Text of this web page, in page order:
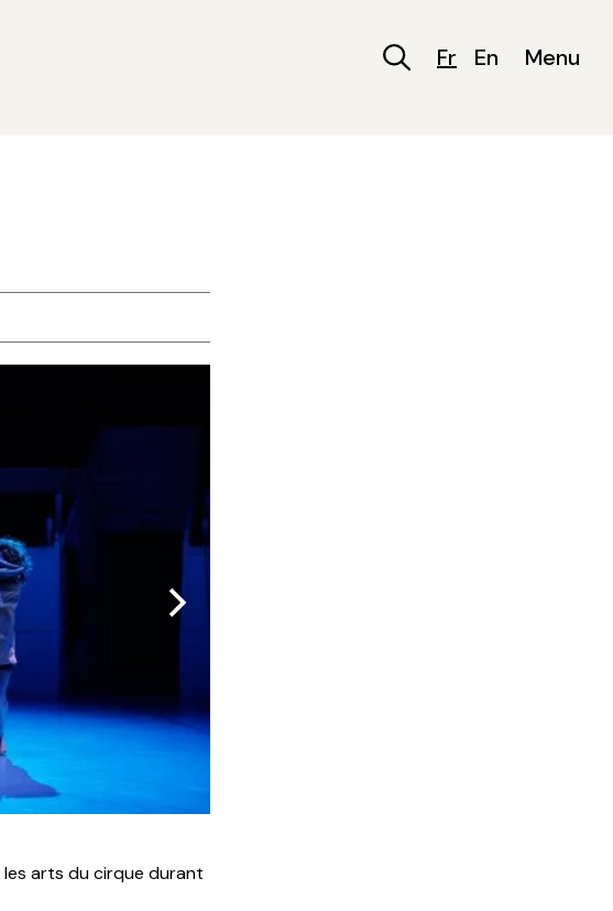
Fr En Menu
les arts du cirque durant